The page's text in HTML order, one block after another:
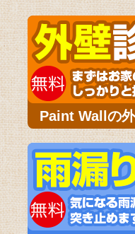
Paint Wallの